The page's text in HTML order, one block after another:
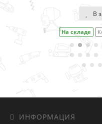
В
На складе
ИНФОРМАЦИЯ